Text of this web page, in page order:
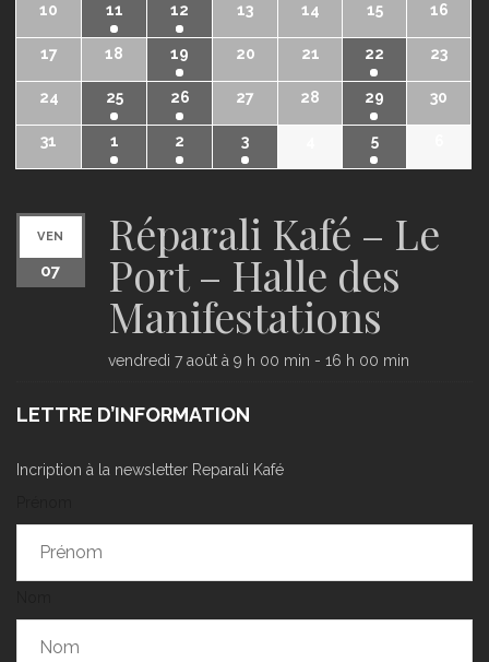
10 11 12 13 14 15 16
17 18 19 20 21 22 23
24 25 26 27 28 29 30
31 1 2 3 5
VEN
07
Réparali Kafé – Le
Port – Halle des
Manifestations
vendredi 7 août à 9 h 00 min - 16 h 00 min
LETTRE D’INFORMATION
Incription à la newsletter Reparali Kafé